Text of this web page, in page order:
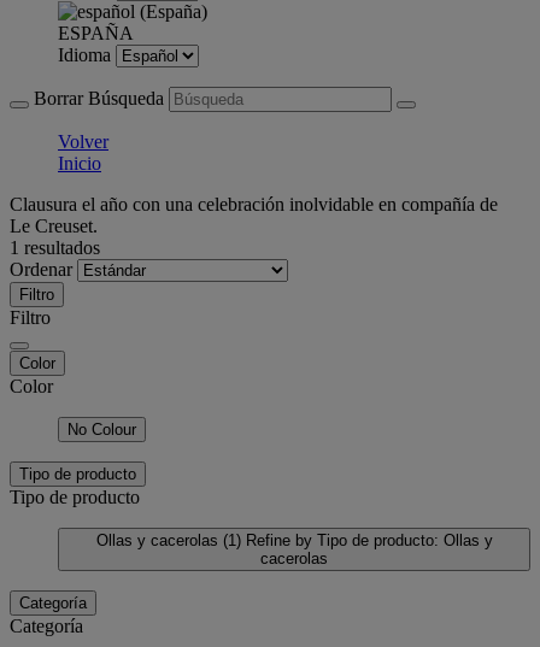
ESPAÑA
Idioma
Borrar Búsqueda
Volver
Inicio
Clausura el año con una celebración inolvidable en compañía de
Le Creuset.
1 resultados
Ordenar
Filtro
Filtro
Color
Color
No Colour
Tipo de producto
Tipo de producto
Ollas y cacerolas (1) Refine by Tipo de producto: Ollas y
cacerolas
Categoría
Categoría